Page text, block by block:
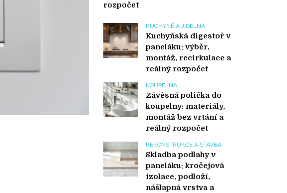
rozpočet
KUCHYNĚ A JÍDELNA
Kuchyňská digestoř v
paneláku: výběr,
montáž, recirkulace a
reálný rozpočet
KOUPELNA
Závěsná polička do
koupelny: materiály,
montáž bez vrtání a
reálný rozpočet
REKONSTRUKCE A STAVBA
Skladba podlahy v
paneláku: kročejová
izolace, podloží,
nášlapná vrstva a